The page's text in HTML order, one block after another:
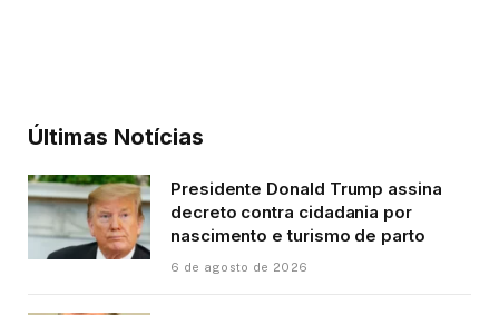
Últimas Notícias
Presidente Donald Trump assina
decreto contra cidadania por
nascimento e turismo de parto
6 de agosto de 2026